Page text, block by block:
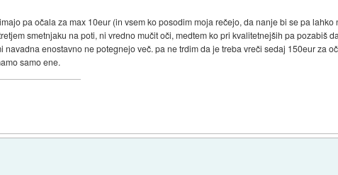
pa očala za max 10eur (in vsem ko posodim moja rečejo, da nanje bi se pa lahko
smetnjaku na poti, ni vredno mučit oči, medtem ko pri kvalitetnejših pa pozabiš
enostavno ne potegnejo več. pa ne trdim da je treba vreči sedaj 150eur za
samo ene.